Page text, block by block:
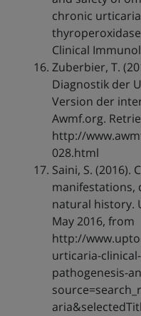
chronic
Clinical
Zuberbier, T.
Diagnostik der
Version der
Awmf.org.
http://
028.html
Saini, S. (2016).
manifestations,
natural history.
May 2016, from
http://
urticaria-
pathogenesis-